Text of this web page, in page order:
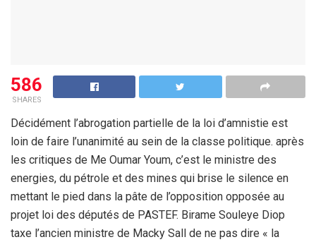
586
SHARES
Décidément l’abrogation partielle de la loi d’amnistie est
loin de faire l’unanimité au sein de la classe politique. après
les critiques de Me Oumar Youm, c’est le ministre des
energies, du pétrole et des mines qui brise le silence en
mettant le pied dans la pâte de l’opposition opposée au
projet loi des députés de PASTEF. Birame Souleye Diop
taxe l’ancien ministre de Macky Sall de ne pas dire « la